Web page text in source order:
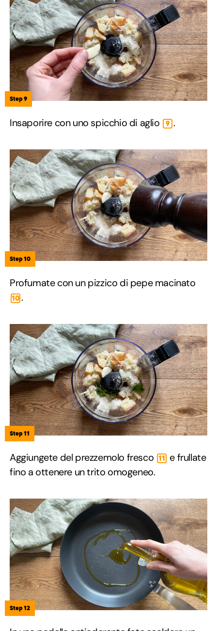
Step 9
Insaporire con uno spicchio di aglio 9 .
Step 10
Profumate con un pizzico di pepe macinato
10 .
Step 11
Aggiungete del prezzemolo fresco 11
e frullate
fino a ottenere un trito omogeneo.
Step 12